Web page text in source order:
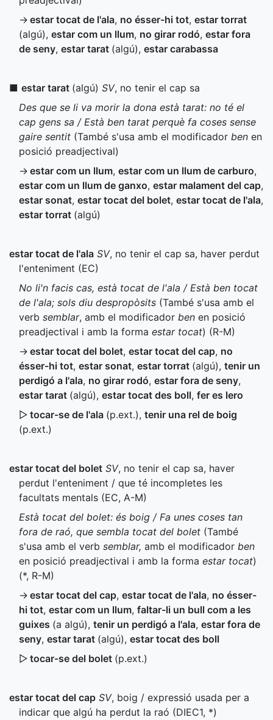
→ estar tocat de l'ala, no ésser-hi tot, estar torrat
(algú), estar com un llum, no girar rodó, estar fora
de seny, estar tarat (algú), estar carabassa
■ estar tarat (algú) SV, no tenir el cap sa
Des que se li va morir la dona està tarat: no té el
cap gens sa / Està ben tarat perquè fa coses sense
gaire sentit (També s'usa amb el modificador ben en
posició preadjectival)
→ estar com un llum, estar com un llum de carburo,
estar com un llum de ganxo, estar malament del cap,
estar sonat, estar tocat del bolet, estar tocat de l'ala,
estar torrat (algú)
estar tocat de l'ala SV, no tenir el cap sa, haver perdut
l'enteniment (EC)
No li'n facis cas, està tocat de l'ala / Està ben tocat
de l'ala; sols diu despropòsits (També s'usa amb el
verb semblar, amb el modificador ben en posició
preadjectival i amb la forma estar tocat) (R-M)
→ estar tocat del bolet, estar tocat del cap, no
ésser-hi tot, estar sonat, estar torrat (algú), tenir un
perdigó a l'ala, no girar rodó, estar fora de seny,
estar tarat (algú), estar tocat des boll, fer es lero
▷ tocar-se de l'ala (p.ext.), tenir una rel de boig
(p.ext.)
estar tocat del bolet SV, no tenir el cap sa, haver
perdut l'enteniment / que té incompletes les
facultats mentals (EC, A-M)
Està tocat del bolet: és boig / Fa unes coses tan
fora de raó, que sembla tocat del bolet (També
s'usa amb el verb semblar, amb el modificador ben
en posició preadjectival i amb la forma estar tocat)
(*, R-M)
→ estar tocat del cap, estar tocat de l'ala, no ésser-
hi tot, estar com un llum, faltar-li un bull com a les
guixes (a algú), tenir un perdigó a l'ala, estar fora de
seny, estar tarat (algú), estar tocat des boll
▷ tocar-se del bolet (p.ext.)
estar tocat del cap SV, boig / expressió usada per a
indicar que algú ha perdut la raó (DIEC1, *)